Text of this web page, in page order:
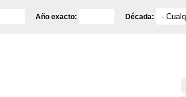
Año exacto: Década: